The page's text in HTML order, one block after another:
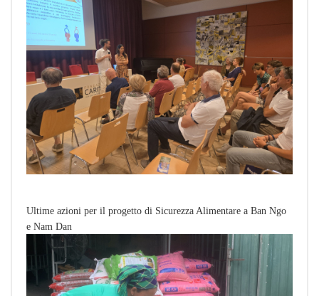
Ultime azioni per il progetto di Sicurezza Alimentare a Ban Ngo
e Nam Dan